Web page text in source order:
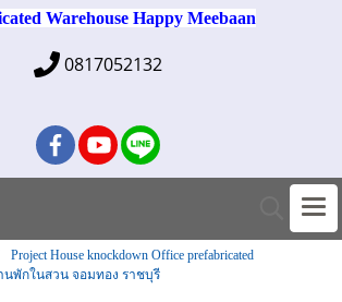
Warehouse Happy Meebaan
0817052132
Project House knockdown Office prefabricated
นพักในสวน จอมทอง ราชบุรี